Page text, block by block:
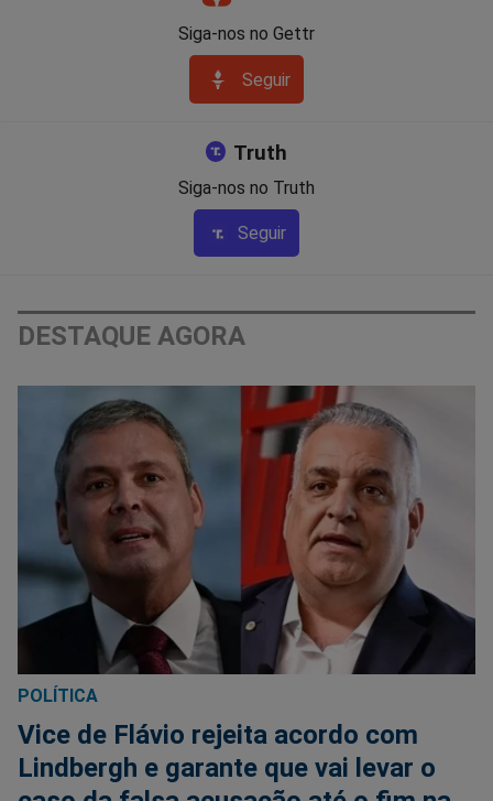
Siga-nos no Gettr
Seguir
Truth
Siga-nos no Truth
Seguir
DESTAQUE AGORA
POLÍTICA
Vice de Flávio rejeita acordo com
Lindbergh e garante que vai levar o